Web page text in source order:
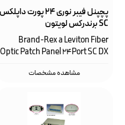
پچپنل فیبر نوری ۲۴ پورت داپلکس
SC برندرکس لویتون
FPCC1SXXX48DC2
Brand-Rex a Leviton Fiber
Optic Patch Panel 24Port SC DX
مشاهده مشخصات